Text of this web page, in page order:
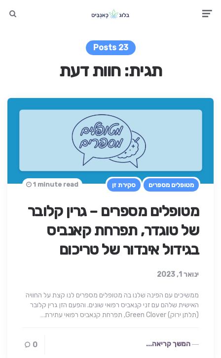
23 Posts
תגית:חוות דעת
מטופלים מספרים סקירת זן
מטופלים מספרים – גרין קלובר
של טוגדר, תפרחת קאנביס
בגידול אינדור של טריכום
ינואר 1, 2023
1 minute read
ממשיכים עם הפינה שלנו בה מטופלים מספרים לנו קצת על החוויה
האישית שלהם עם זני קנאביס רפואי שונים. והפעם הזן גרין קלובר
(תלתן ירוק) Green Clover, תפרחת קנאביס רפואי עתירת…
המשך קריאה... 0